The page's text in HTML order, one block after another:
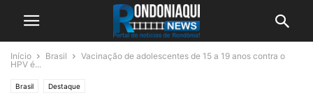
Início Brasil
Vacinação de adolescentes de 15 a 19 anos contra o
HPV é...
Brasil Destaque